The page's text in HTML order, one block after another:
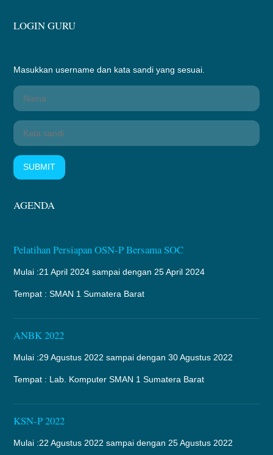
LOGIN GURU
Masukkan username dan kata sandi yang sesuai.
SUBMIT
AGENDA
Pelatihan Persiapan OSN-P Bersama SOC
Mulai :21 April 2024 sampai dengan 25 April 2024
Tempat : SMAN 1 Sumatera Barat
ANBK 2022
Mulai :29 Agustus 2022 sampai dengan 30 Agustus 2022
Tempat : Lab. Komputer SMAN 1 Sumatera Barat
KSN-P 2022
Mulai :22 Agustus 2022 sampai dengan 25 Agustus 2022